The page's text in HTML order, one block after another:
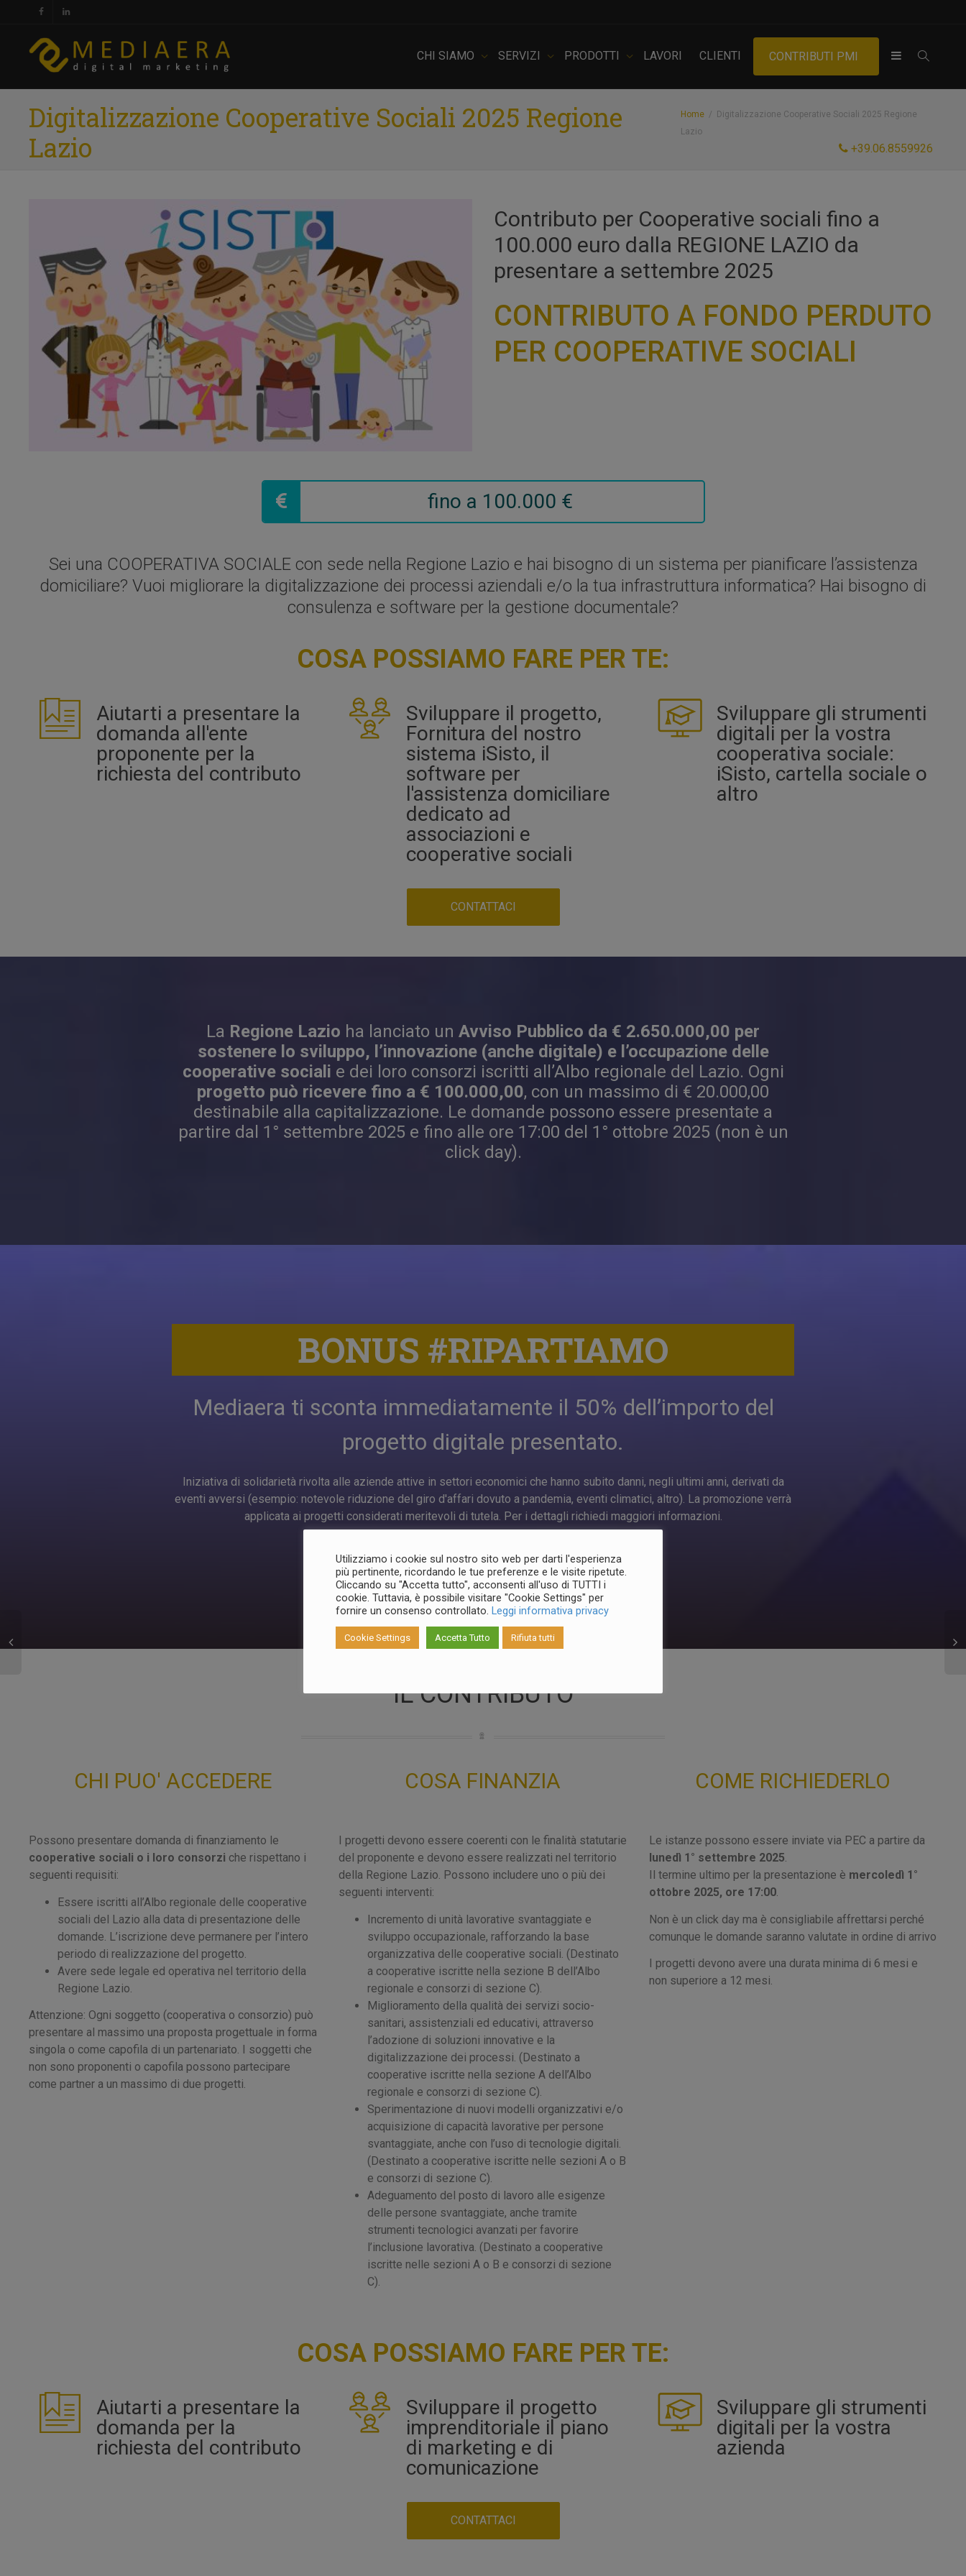
CHI SIAMO SERVIZI PRODOTTI LAVORI CLIENTI CONTRIBUTI PMI
Digitalizzazione Cooperative Sociali 2025 Regione
Lazio
Home
Digitalizzazione Cooperative Sociali 2025 Regione
Lazio
+39.06.8559926
Contributo per Cooperative sociali fino a
100.000 euro dalla REGIONE LAZIO da
presentare a settembre 2025
CONTRIBUTO A FONDO PERDUTO
PER COOPERATIVE SOCIALI
fino a 100.000 €
Sei una COOPERATIVA SOCIALE con sede nella Regione Lazio e hai bisogno di un sistema per pianificare l’assistenza
domiciliare? Vuoi migliorare la digitalizzazione dei processi aziendali e/o la tua infrastruttura informatica? Hai bisogno di
consulenza e software per la gestione documentale?
COSA POSSIAMO FARE PER TE:
Aiutarti a presentare la
domanda all'ente
proponente per la
richiesta del contributo
Sviluppare il progetto,
Fornitura del nostro
sistema iSisto, il
software per
l'assistenza domiciliare
dedicato ad
associazioni e
cooperative sociali
Sviluppare gli strumenti
digitali per la vostra
cooperativa sociale:
iSisto, cartella sociale o
altro
CONTATTACI
La Regione Lazio ha lanciato un Avviso Pubblico da € 2.650.000,00 per
sostenere lo sviluppo, l’innovazione (anche digitale) e l’occupazione delle
cooperative sociali e dei loro consorzi iscritti all’Albo regionale del Lazio. Ogni
progetto può ricevere fino a € 100.000,00, con un massimo di € 20.000,00
destinabile alla capitalizzazione. Le domande possono essere presentate a
partire dal 1° settembre 2025 e fino alle ore 17:00 del 1° ottobre 2025 (non è un
click day).
BONUS #RIPARTIAMO
Mediaera ti sconta immediatamente il 50% dell’importo del
progetto digitale presentato.
Iniziativa di solidarietà rivolta alle aziende attive in settori economici che hanno subito danni, negli ultimi anni, derivati da
eventi avversi (esempio: notevole riduzione del giro d'affari dovuto a pandemia, eventi climatici, altro). La promozione verrà
applicata ai progetti considerati meritevoli di tutela. Per i dettagli richiedi maggiori informazioni.
CONTATTACI
IL CONTRIBUTO
CHI PUO' ACCEDERE
Possono presentare domanda di finanziamento le
cooperative sociali o i loro consorzi che rispettano i
seguenti requisiti:
Essere iscritti all’Albo regionale delle cooperative
sociali del Lazio alla data di presentazione delle
domande. L’iscrizione deve permanere per l’intero
periodo di realizzazione del progetto.
Avere sede legale ed operativa nel territorio della
Regione Lazio.
Attenzione: Ogni soggetto (cooperativa o consorzio) può
presentare al massimo una proposta progettuale in forma
singola o come capofila di un partenariato. I soggetti che
non sono proponenti o capofila possono partecipare
come partner a un massimo di due progetti.
COSA FINANZIA
I progetti devono essere coerenti con le finalità statutarie
del proponente e devono essere realizzati nel territorio
della Regione Lazio. Possono includere uno o più dei
seguenti interventi:
Incremento di unità lavorative svantaggiate e
sviluppo occupazionale, rafforzando la base
organizzativa delle cooperative sociali. (Destinato
a cooperative iscritte nella sezione B dell’Albo
regionale e consorzi di sezione C).
Miglioramento della qualità dei servizi socio-
sanitari, assistenziali ed educativi, attraverso
l’adozione di soluzioni innovative e la
digitalizzazione dei processi. (Destinato a
cooperative iscritte nella sezione A dell’Albo
regionale e consorzi di sezione C).
Sperimentazione di nuovi modelli organizzativi e/o
acquisizione di capacità lavorative per persone
svantaggiate, anche con l’uso di tecnologie digitali.
(Destinato a cooperative iscritte nelle sezioni A o B
e consorzi di sezione C).
Adeguamento del posto di lavoro alle esigenze
delle persone svantaggiate, anche tramite
strumenti tecnologici avanzati per favorire
l’inclusione lavorativa. (Destinato a cooperative
iscritte nelle sezioni A o B e consorzi di sezione
C).
COME RICHIEDERLO
Le istanze possono essere inviate via PEC a partire da
lunedì 1° settembre 2025.
Il termine ultimo per la presentazione è mercoledì 1°
ottobre 2025, ore 17:00.
Non è un click day ma è consigliabile affrettarsi perché
comunque le domande saranno valutate in ordine di arrivo
I progetti devono avere una durata minima di 6 mesi e
non superiore a 12 mesi.
COSA POSSIAMO FARE PER TE:
Aiutarti a presentare la
domanda per la
richiesta del contributo
Sviluppare il progetto
imprenditoriale il piano
di marketing e di
comunicazione
Sviluppare gli strumenti
digitali per la vostra
azienda
CONTATTACI
Utilizziamo i cookie sul nostro sito web per darti l'esperienza
più pertinente, ricordando le tue preferenze e le visite ripetute.
Cliccando su "Accetta tutto", acconsenti all'uso di TUTTI i
cookie. Tuttavia, è possibile visitare "Cookie Settings" per
fornire un consenso controllato. Leggi informativa privacy
Cookie Settings Accetta Tutto Rifiuta tutti